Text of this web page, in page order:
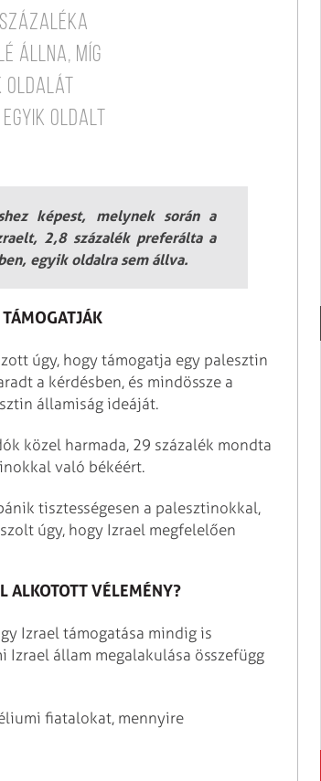
állna, míg
oldalát
oldalt
képest, melynek során a
2,8 százalék preferálta a
egyik oldalra sem állva.
úgy, hogy támogatja egy palesztin
a kérdésben, és mindössze a
államiság ideáját.
közel harmada, 29 százalék mondta
való békéért.
tisztességesen a palesztinokkal,
úgy, hogy Izrael megfelelően
ALKOTOTT VÉLEMÉNY?
Izrael támogatása mindig is
állam megalakulása összefügg
fiatalokat, mennyire